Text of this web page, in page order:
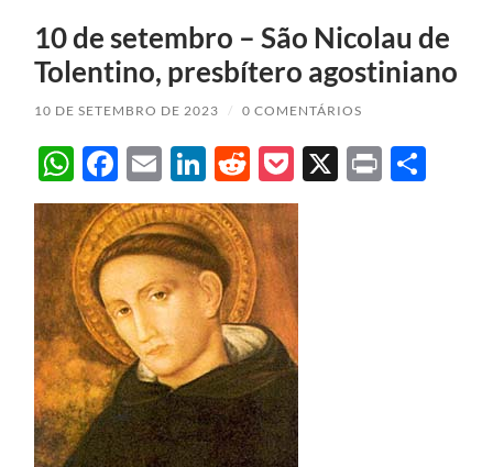
10 de setembro – São Nicolau de
Tolentino, presbítero agostiniano
10 DE SETEMBRO DE 2023 / 0 COMENTÁRIOS
WhatsApp
Facebook
EmailLinkedIn
Reddit
Pocket
X Print